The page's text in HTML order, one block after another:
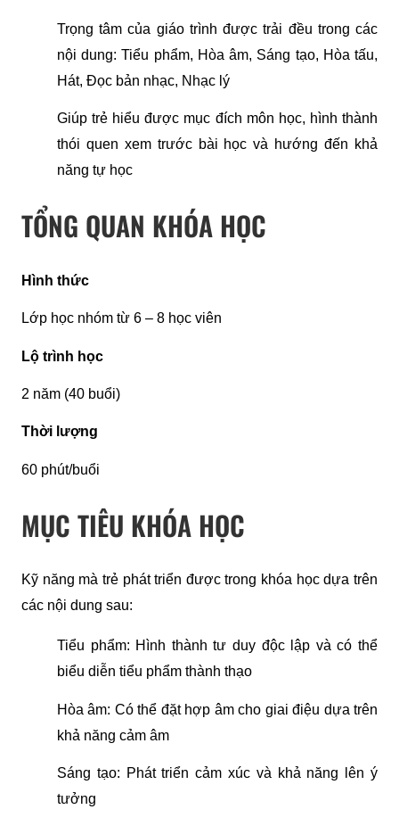
Trọng tâm của giáo trình được trải đều trong các
nội dung: Tiểu phẩm, Hòa âm, Sáng tạo, Hòa tấu,
Hát, Đọc bản nhạc, Nhạc lý
Giúp trẻ hiểu được mục đích môn học, hình thành
thói quen xem trước bài học và hướng đến khả
năng tự học
TỔNG QUAN KHÓA HỌC
Hình thức
Lớp học nhóm từ 6 – 8 học viên
Lộ trình học
2 năm (40 buổi)
Thời lượng
60 phút/buổi
MỤC TIÊU KHÓA HỌC
Kỹ năng mà trẻ phát triển được trong khóa học dựa trên
các nội dung sau:
Tiểu phẩm: Hình thành tư duy độc lập và có thể
biểu diễn tiểu phẩm thành thạo
Hòa âm: Có thể đặt hợp âm cho giai điệu dựa trên
khả năng cảm âm
Sáng tạo: Phát triển cảm xúc và khả năng lên ý
tưởng